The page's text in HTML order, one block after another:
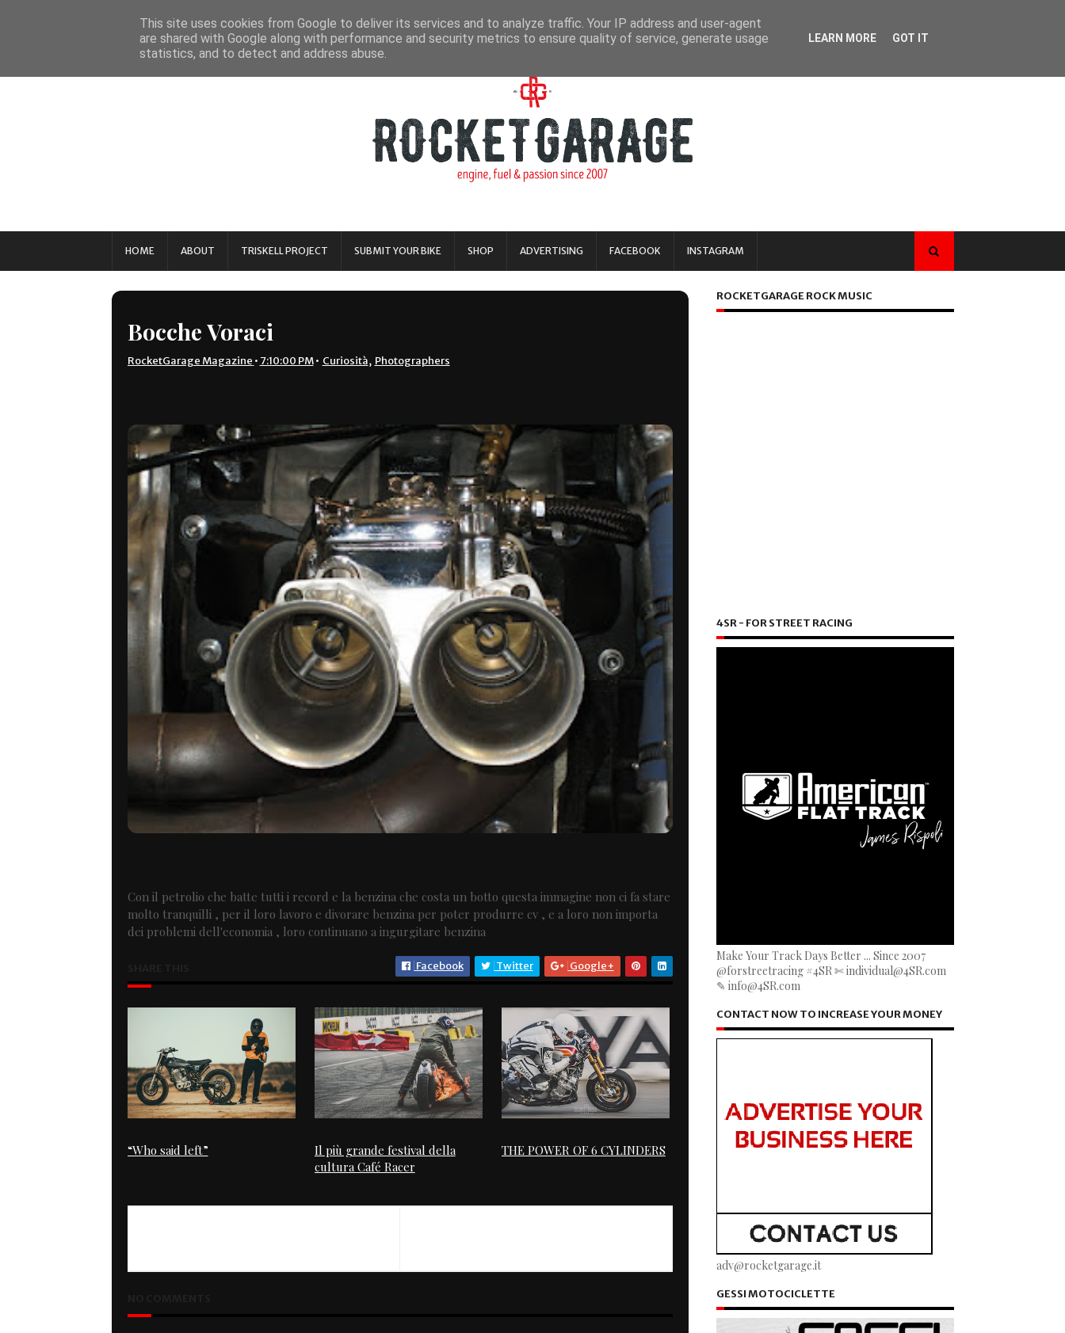
HOME ABOUT TRISKELL PROJECT SUBMIT YOUR BIKE SHOP ADVERTISING FACEBOOK INSTAGRAM
Bocche Voraci
RocketGarage Magazine • 7:10:00 PM • Curiosità, Photographers
Con il petrolio che batte tutti i record e la benzina che costa un botto questa immagine non ci fa stare
molto tranquilli , per il loro lavoro e divorare benzina per poter produrre cv , e a loro non importa
dei problemi dell'economia , loro continuano a ingurgitare benzina
Facebook Twitter Google+
“Who said left”
Il più grande festival della
cultura Café Racer
THE POWER OF 6 CYLINDERS
ROCKETGARAGE ROCK MUSIC
4SR - FOR STREET RACING
Make Your Track Days Better ... Since 2007
@forstreetracing #4SR ✄ individual@4SR.com
✎ info@4SR.com
CONTACT NOW TO INCREASE YOUR MONEY
adv@rocketgarage.it
GESSI MOTOCICLETTE
This site uses cookies from Google to deliver its services and to analyze traffic. Your IP address and user-agent
are shared with Google along with performance and security metrics to ensure quality of service, generate usage
statistics, and to detect and address abuse.
LEARN MORE GOT IT